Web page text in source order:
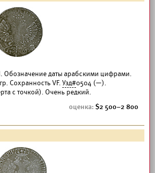
Обозначение даты арабскими цифрами.
Сохранность VF. Узд#0504 (—).
с точкой). Очень редкий.
2 500–2 800